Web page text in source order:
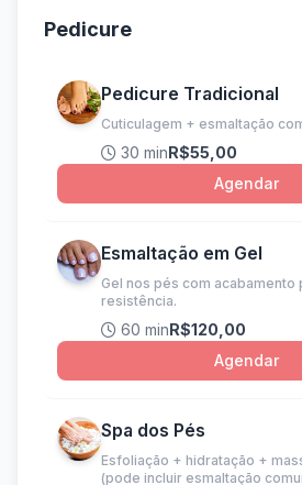
Pedicure
Pedicure Tradicional
Cuticulagem + esmaltação
30 minR$55,00
Agendar
Esmaltação em Gel
Gel nos pés com
resistência.
60 minR$120,00
Agendar
Spa dos Pés
Esfoliação + hidratação +
(pode incluir esmaltação